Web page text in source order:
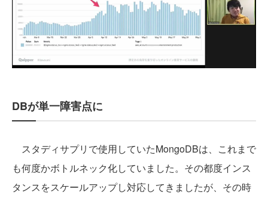
DBが単一障害点に
スタディサプリで使用していたMongoDBは、これまで
も何度かボトルネック化していました。その都度インス
タンスをスケールアップし対応してきましたが、その時